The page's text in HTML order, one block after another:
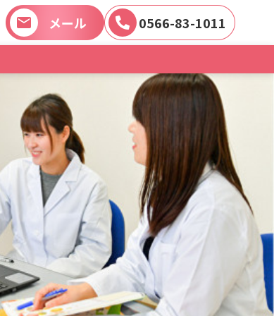
メール 0566-83-1011